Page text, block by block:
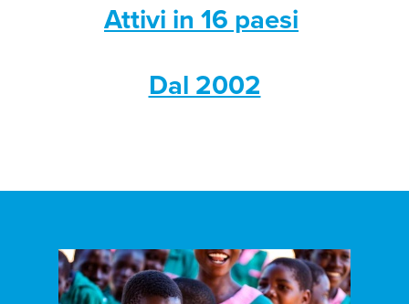
Attivi in 16 paesi
Dal 2002